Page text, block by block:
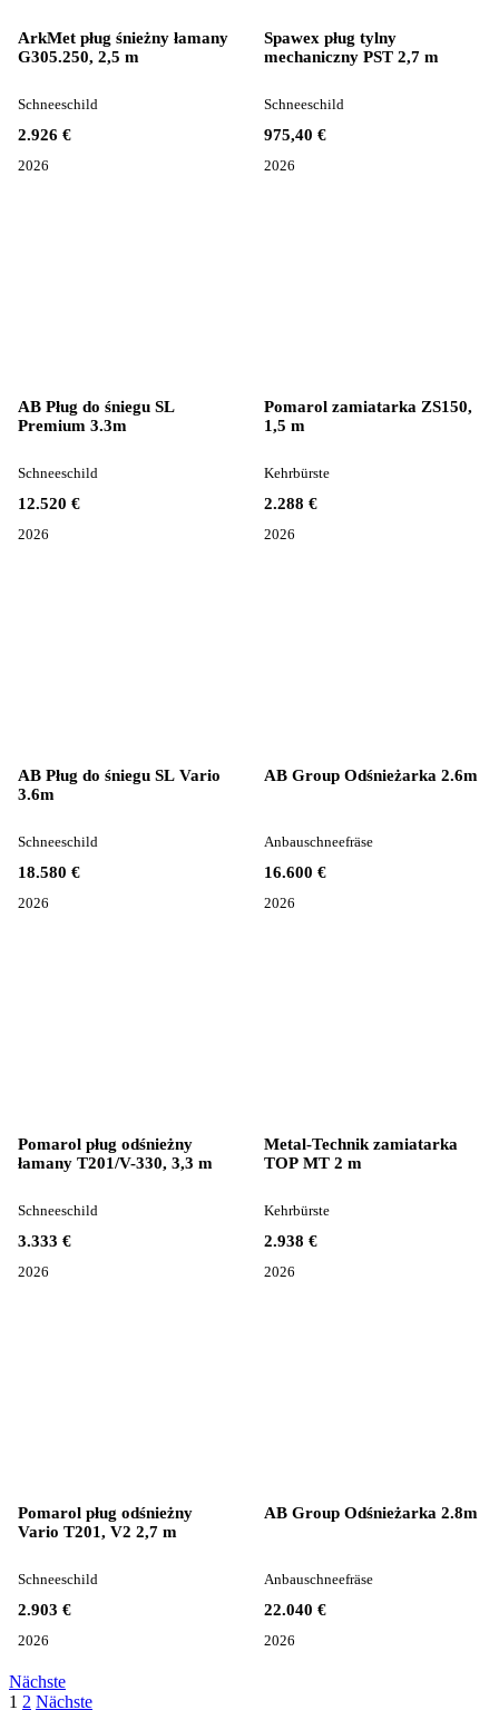
ArkMet pług śnieżny łamany
G305.250, 2,5 m
2.926 €
Schneeschild
2026
Spawex pług tylny
mechaniczny PST 2,7 m
975,40 €
Schneeschild
2026
AB Pług do śniegu SL
Premium 3.3m
12.520 €
Schneeschild
2026
Pomarol zamiatarka ZS150,
1,5 m
2.288 €
Kehrbürste
2026
AB Pług do śniegu SL Vario
3.6m
18.580 €
Schneeschild
2026
AB Group Odśnieżarka 2.6m
16.600 €
Anbauschneefräse
2026
Pomarol pług odśnieżny
łamany T201/V-330, 3,3 m
3.333 €
Schneeschild
2026
Metal-Technik zamiatarka
TOP MT 2 m
2.938 €
Kehrbürste
2026
Pomarol pług odśnieżny
Vario T201, V2 2,7 m
2.903 €
Schneeschild
2026
AB Group Odśnieżarka 2.8m
22.040 €
Anbauschneefräse
2026
Nächste
1 2 Nächste